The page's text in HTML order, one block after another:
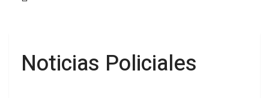
Noticias Policiales